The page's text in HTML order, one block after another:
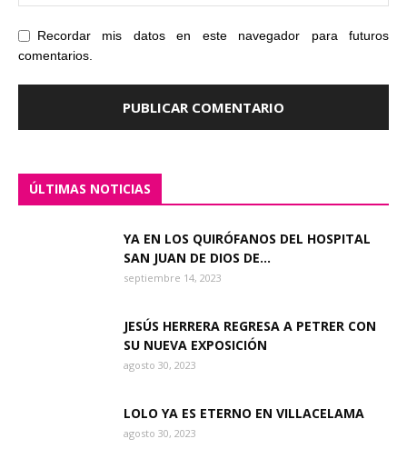
Recordar mis datos en este navegador para futuros
comentarios.
ÚLTIMAS NOTICIAS
YA EN LOS QUIRÓFANOS DEL HOSPITAL
SAN JUAN DE DIOS DE...
septiembre 14, 2023
JESÚS HERRERA REGRESA A PETRER CON
SU NUEVA EXPOSICIÓN
agosto 30, 2023
LOLO YA ES ETERNO EN VILLACELAMA
agosto 30, 2023